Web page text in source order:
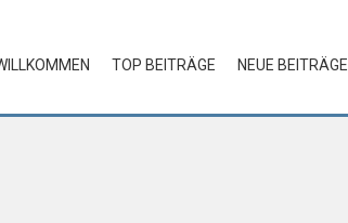
TOP BEITRÄGE NEUE BEITRÄGE